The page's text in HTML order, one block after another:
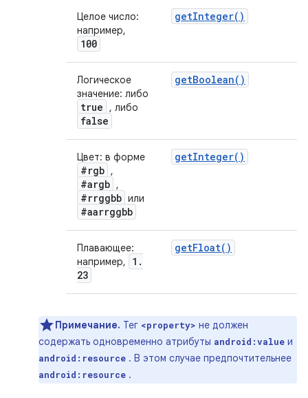
Целое число:
например,
100
getInteger( )
Логическое
значение: либо
true , либо
false
getBoolean( )
Цвет: в форме
#rgb ,
#argb ,
#rrggbb или
#aarrggbb
getInteger( )
Плавающее:
например,
1 .
23
getFloat( )
Примечание. Тег <property> не должен
содержать одновременно атрибуты android:value и
android:resource . В этом случае предпочтительнее
android:resource .